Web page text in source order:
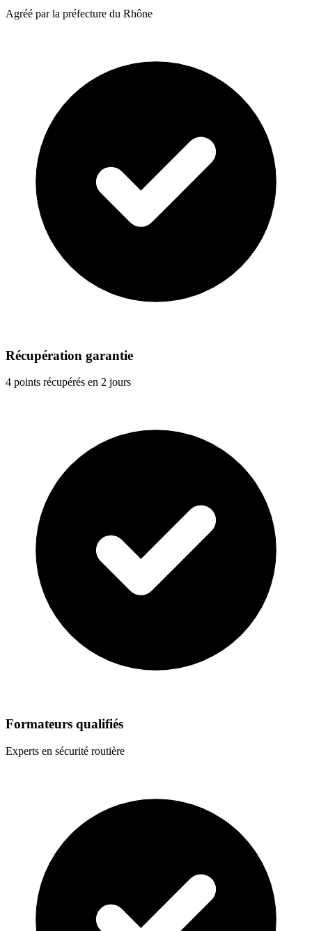
Agréé par la préfecture du Rhône
Récupération garantie
4 points récupérés en 2 jours
Formateurs qualifiés
Experts en sécurité routière